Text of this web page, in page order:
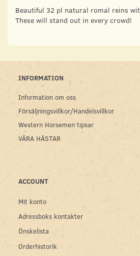
Beautiful 32 pl natural romal reins
These will stand out in every crowd!
INFORMATION
Information om oss
Försäljningsvillkor/Handelsvillkor
Western Horsemen tipsar
VÅRA HÄSTAR
ACCOUNT
Mit konto
Adressboks kontakter
Önskelista
Orderhistorik